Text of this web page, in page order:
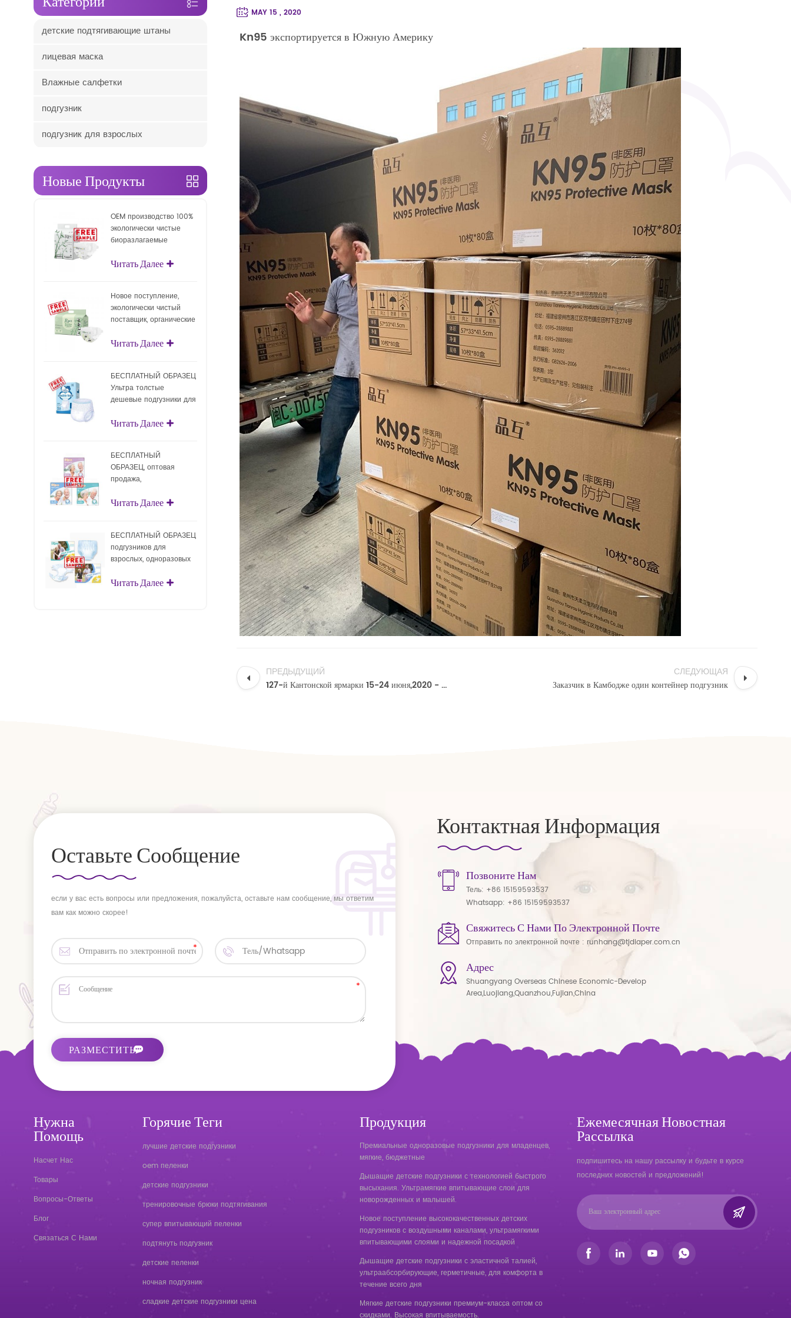
MAY 15 , 2020
Kn95 экспортируется в Южную Америку
ПРЕДЫДУЩИЙ
127-й Кантонской ярмарки 15-24 июня,2020 - Тяньцзяо стенде приветствовать вас!
СЛЕДУЮЩАЯ
Заказчик в Камбодже один контейнер подгузник
детские подтягивающие штаны
лицевая маска
Влажные салфетки
подгузник
подгузник для взрослых
Новые Продукты
OEM производство 100%
экологически чистые
биоразлагаемые
подгузники с
Читать Далее
Новое поступление,
экологически чистый
поставщик, органические
продажа,
Читать Далее
БЕСПЛАТНЫЙ ОБРАЗЕЦ
Ультра толстые
дешевые подгузники для
подгузники для взрослых
Читать Далее
БЕСПЛАТНЫЙ
ОБРАЗЕЦ, оптовая
продажа,
подгузники для
Читать Далее
БЕСПЛАТНЫЙ ОБРАЗЕЦ
подгузников для
взрослых, одноразовых
взрослых для взрослых
Читать Далее
Оставьте Сообщение
если у вас есть вопросы или предложения, пожалуйста, оставьте нам сообщение, мы ответим
вам как можно скорее!
Контактная Информация
Позвоните Нам
Тель: +86 15159593537
Whatsapp: +86 15159593537
Свяжитесь С Нами По Электронной Почте
Отправить по электронной почте : runhang@tjdiaper.com.cn
Адрес
Shuangyang Overseas Chinese Economic-Develop
Area,Luojiang,Quanzhou,Fujian,China
Нужна
Помощь
Насчет Нас
Товары
Вопросы-Ответы
Блог
Связаться С Нами
Горячие Теги
лучшие детские подгузники
oem пеленки
детские подгузники
тренировочные брюки подтягивания
супер впитывающий пеленки
подтянуть подгузник
детские пеленки
ночная подгузник
сладкие детские подгузники цена
Продукция
Премиальные одноразовые подгузники для младенцев,
мягкие, бюджетные
Дышащие детские подгузники с технологией быстрого
высыхания. Ультрамягкие впитывающие слои для
новорожденных и малышей.
Новое поступление высококачественных детских
подгузников с воздушными каналами, ультрамягкими
впитывающими слоями и надежной посадкой
Дышащие детские подгузники с эластичной талией,
ультраабсорбирующие, герметичные, для комфорта в
течение всего дня
Мягкие детские подгузники премиум-класса оптом со
скидками. Высокая впитываемость.
Ежемесячная Новостная
Рассылка
подпишитесь на нашу рассылку и будьте в курсе
последних новостей и предложений!